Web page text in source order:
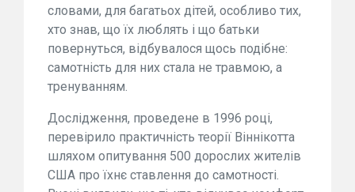
словами, для багатьох дітей, особливо тих,
хто знав, що їх люблять і що батьки
повернуться, відбувалося щось подібне:
самотність для них стала не травмою, а
тренуванням.
Дослідження, проведене в 1996 році,
перевірило практичність теорії Віннікотта
шляхом опитування 500 дорослих жителів
США про їхнє ставлення до самотності.